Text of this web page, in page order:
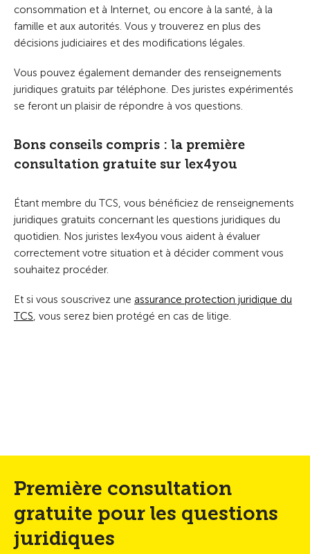
consommation et à Internet, ou encore à la santé, à la
famille et aux autorités. Vous y trouverez en plus des
décisions judiciaires et des modifications légales.
Vous pouvez également demander des renseignements
juridiques gratuits par téléphone. Des juristes expérimentés
se feront un plaisir de répondre à vos questions.
Bons conseils compris : la première
consultation gratuite sur lex4you
Étant membre du TCS, vous bénéficiez de renseignements
juridiques gratuits concernant les questions juridiques du
quotidien. Nos juristes lex4you vous aident à évaluer
correctement votre situation et à décider comment vous
souhaitez procéder.
Et si vous souscrivez une assurance protection juridique du
TCS, vous serez bien protégé en cas de litige.
Première consultation
gratuite pour les questions
juridiques